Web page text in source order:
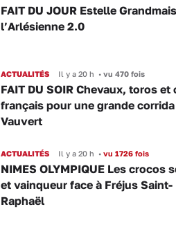
FAIT DU JOUR Estelle
l’Arlésienne 2.0
ACTUALITÉS Il y a 20 h •vu 470 fois
FAIT DU SOIR Chevaux, toros et
français pour une grande corrida
Vauvert
ACTUALITÉS Il y a 20 h •vu 1726 fois
NIMES OLYMPIQUE Les crocos
et vainqueur face à Fréjus Saint-
Raphaël